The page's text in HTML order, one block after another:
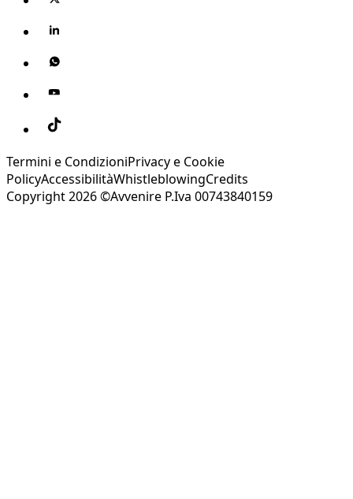
Termini e CondizioniPrivacy e Cookie
PolicyAccessibilitàWhistleblowingCredits
Copyright 2026 ©Avvenire P.Iva 00743840159